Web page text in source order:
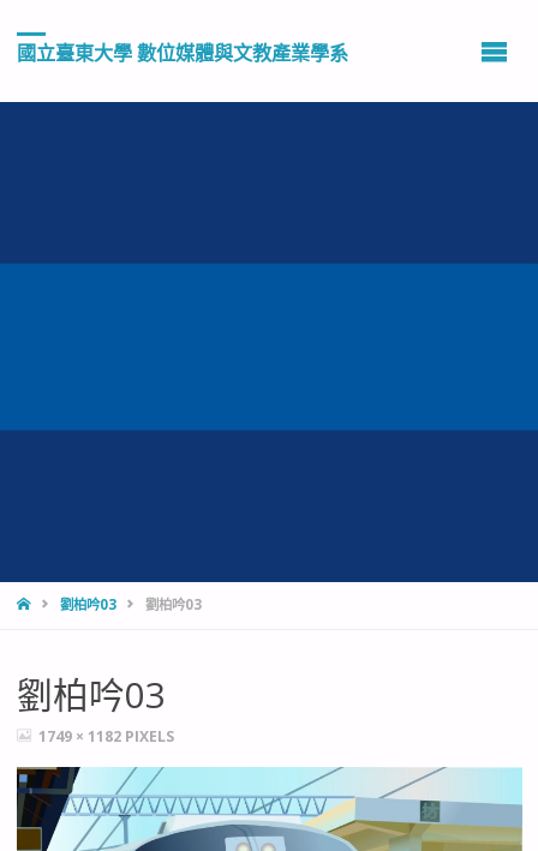
國立臺東大學 數位媒體與文教產業學系
HOME劉柏吟03 劉柏吟03
劉柏吟03
FULL1749 × 1182 PIXELS